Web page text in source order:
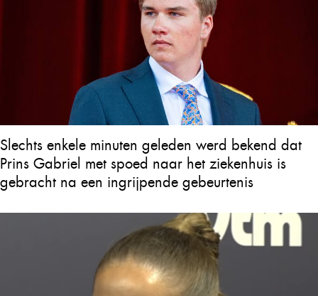
Slechts enkele minuten geleden werd bekend dat
Prins Gabriel met spoed naar het ziekenhuis is
gebracht na een ingrijpende gebeurtenis